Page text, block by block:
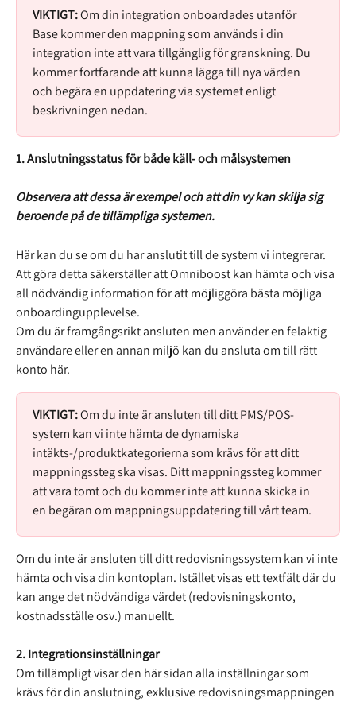
VIKTIGT: Om din integration onboardades utanför
Base kommer den mappning som används i din
integration inte att vara tillgänglig för granskning. Du
kommer fortfarande att kunna lägga till nya värden
och begära en uppdatering via systemet enligt
beskrivningen nedan.
1. Anslutningsstatus för både käll- och målsystemen
Observera att dessa är exempel och att din vy kan skilja sig
beroende på de tillämpliga systemen.
Här kan du se om du har anslutit till de system vi integrerar.
Att göra detta säkerställer att Omniboost kan hämta och visa
all nödvändig information för att möjliggöra bästa möjliga
onboardingupplevelse.
Om du är framgångsrikt ansluten men använder en felaktig
användare eller en annan miljö kan du ansluta om till rätt
konto här.
VIKTIGT: Om du inte är ansluten till ditt PMS/POS-
system kan vi inte hämta de dynamiska
intäkts-/produktkategorierna som krävs för att ditt
mappningssteg ska visas. Ditt mappningssteg kommer
att vara tomt och du kommer inte att kunna skicka in
en begäran om mappningsuppdatering till vårt team.
Om du inte är ansluten till ditt redovisningssystem kan vi inte
hämta och visa din kontoplan. Istället visas ett textfält där du
kan ange det nödvändiga värdet (redovisningskonto,
kostnadsställe osv.) manuellt.
2. Integrationsinställningar
Om tillämpligt visar den här sidan alla inställningar som
krävs för din anslutning, exklusive redovisningsmappningen